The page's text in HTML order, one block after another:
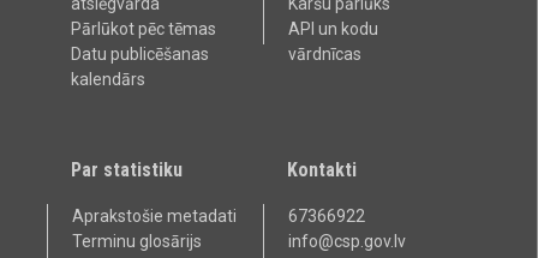
Pārlūkot pēc tēmas
Datu publicēšanas
kalendārs
API un kodu
vārdnīcas
Par statistiku
Aprakstošie metadati
Terminu glosārijs
Kontakti
67366922
info@csp.gov.lv